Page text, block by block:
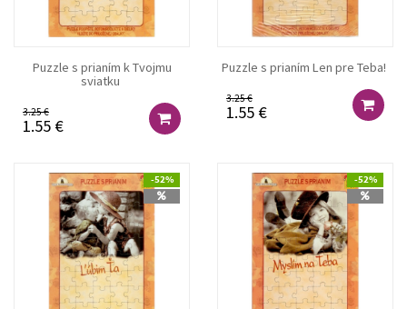
Puzzle s prianím k Tvojmu
sviatku
3.25 €
1.55 €
Puzzle s prianím Len pre Teba!
3.25 €
1.55 €
-52% -52%